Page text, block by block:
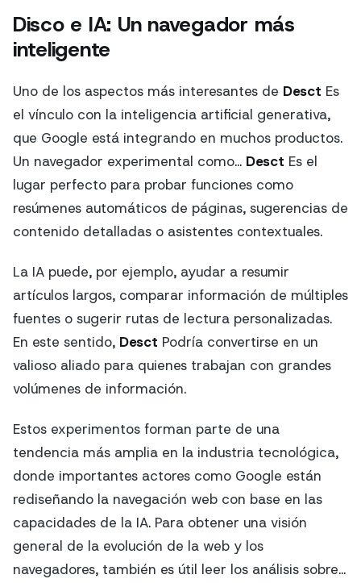
Disco e IA: Un navegador más
inteligente
Uno de los aspectos más interesantes de Desct Es
el vínculo con la inteligencia artificial generativa,
que Google está integrando en muchos productos.
Un navegador experimental como... Desct Es el
lugar perfecto para probar funciones como
resúmenes automáticos de páginas, sugerencias de
contenido detalladas o asistentes contextuales.
La IA puede, por ejemplo, ayudar a resumir
artículos largos, comparar información de múltiples
fuentes o sugerir rutas de lectura personalizadas.
En este sentido, Desct Podría convertirse en un
valioso aliado para quienes trabajan con grandes
volúmenes de información.
Estos experimentos forman parte de una
tendencia más amplia en la industria tecnológica,
donde importantes actores como Google están
rediseñando la navegación web con base en las
capacidades de la IA. Para obtener una visión
general de la evolución de la web y los
navegadores, también es útil leer los análisis sobre...